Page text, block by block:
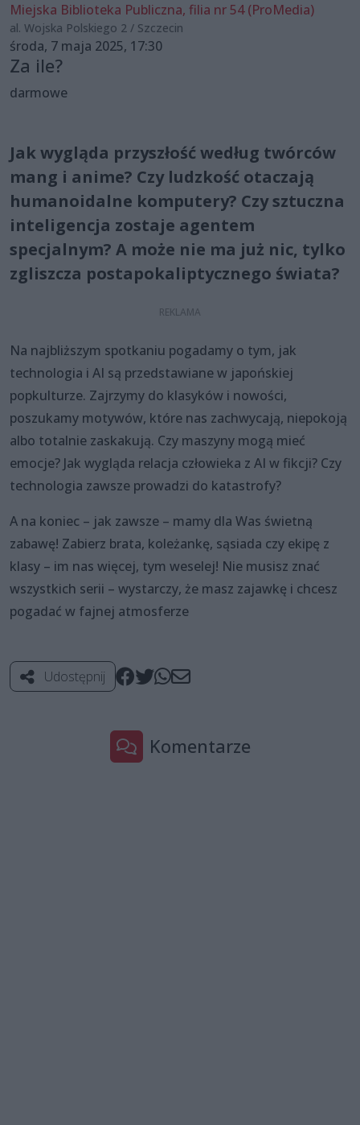
Miejska Biblioteka Publiczna, filia nr 54 (ProMedia)
al. Wojska Polskiego 2 / Szczecin
środa, 7 maja 2025, 17:30
Za ile?
darmowe
Jak wygląda przyszłość według twórców
mang i anime? Czy ludzkość otaczają
humanoidalne komputery? Czy sztuczna
inteligencja zostaje agentem
specjalnym? A może nie ma już nic, tylko
zgliszcza postapokaliptycznego świata?
Na najbliższym spotkaniu pogadamy o tym, jak
technologia i AI są przedstawiane w japońskiej
popkulturze. Zajrzymy do klasyków i nowości,
poszukamy motywów, które nas zachwycają, niepokoją
albo totalnie zaskakują. Czy maszyny mogą mieć
emocje? Jak wygląda relacja człowieka z AI w fikcji? Czy
technologia zawsze prowadzi do katastrofy?
A na koniec – jak zawsze – mamy dla Was świetną
zabawę! Zabierz brata, koleżankę, sąsiada czy ekipę z
klasy – im nas więcej, tym weselej! Nie musisz znać
wszystkich serii – wystarczy, że masz zajawkę i chcesz
pogadać w fajnej atmosferze
Udostępnij
Komentarze